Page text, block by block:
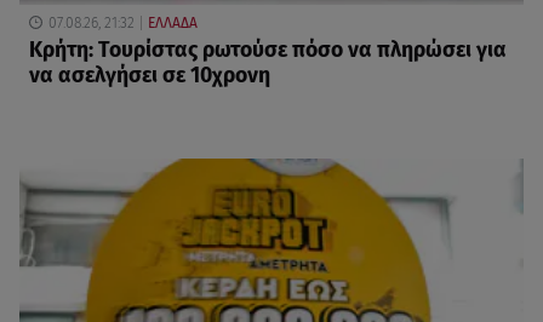
07.08.26, 21:32 ΕΛΛΑΔΑ
Κρήτη: Τουρίστας ρωτούσε πόσο να πληρώσει για
να ασελγήσει σε 10χρονη